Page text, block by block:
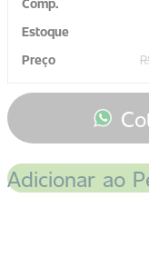
Adicionar ao